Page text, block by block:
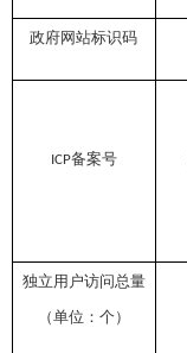
政府网站标识码
ICP备案号
独立用户访问总量
（单位：个）